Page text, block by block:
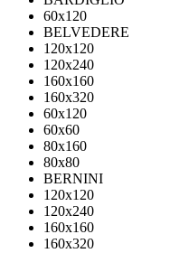
60x120
BELVEDERE
120x120
120x240
160x160
160x320
60x120
60x60
80x160
80x80
BERNINI
120x120
120x240
160x160
160x320